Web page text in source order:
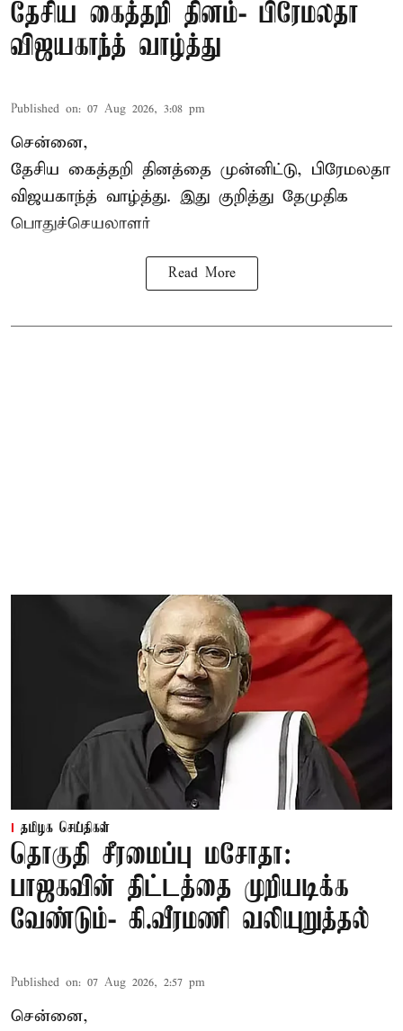
தேசிய கைத்தறி தினம்- பிரேமலதா
விஜயகாந்த் வாழ்த்து
Published on: 07 Aug 2026, 3:08 pm
சென்னை,
தேசிய கைத்தறி தினத்தை முன்னிட்டு, பிரேமலதா
விஜயகாந்த் வாழ்த்து. இது குறித்து தேமுதிக
பொதுச்செயலாளர்
Read More
தமிழக செய்திகள்
தொகுதி சீரமைப்பு மசோதா:
பாஜகவின் திட்டத்தை முறியடிக்க
வேண்டும்- கி.வீரமணி வலியுறுத்தல்
Published on: 07 Aug 2026, 2:57 pm
சென்னை,